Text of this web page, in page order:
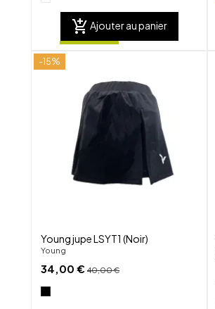
add_shopping_cart Ajouter au panier
-15%
Young jupe LSYT1 (Noir)
Young
34,00 €40,00 €